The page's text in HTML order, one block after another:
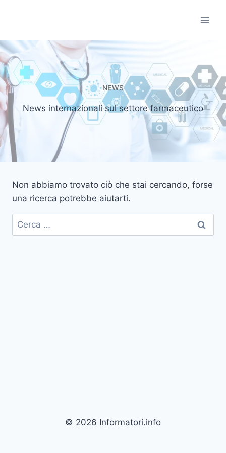
Informatori
NEWS
News internazionali sul settore farmaceutico
Non abbiamo trovato ciò che stai cercando, forse
una ricerca potrebbe aiutarti.
Ricerca
per:
© 2026 Informatori.info